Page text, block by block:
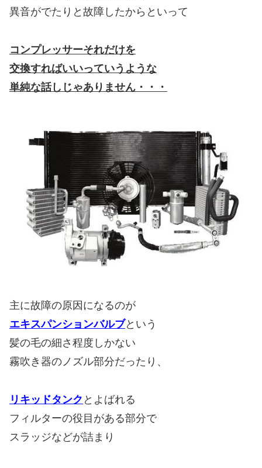
異音がでたりと故障したからといって
コンプレッサーそれだけを
交換すればいいっていうような
単純な話しじゃありません・・・
主に故障の原因になるのが
エキスパンションバルブという
髪の毛の細さ程度しかない
霧吹き器のノズル部分だったり、
リキッドタンク とよばれる
フィルターの役目がある部分で
スラッジなどが詰まり